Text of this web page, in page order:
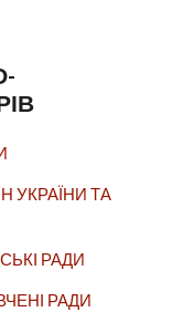
УКРАЇНИ ТА
РАДИ
РАДИ